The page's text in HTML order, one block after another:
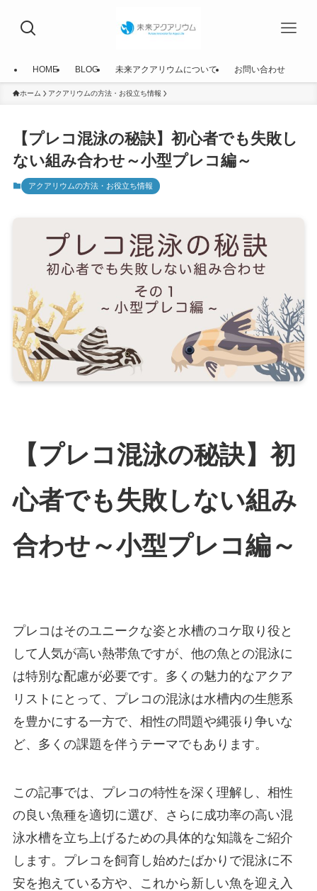
HOME BLOG 未来アクアリウムについて お問い合わせ
ホーム アクアリウムの方法・お役立ち情報
【プレコ混泳の秘訣】初心者でも失敗し
ない組み合わせ～小型プレコ編～
アクアリウムの方法・お役立ち情報
【プレコ混泳の秘訣】初
心者でも失敗しない組み
合わせ～小型プレコ編～
プレコはそのユニークな姿と水槽のコケ取り役と
して人気が高い熱帯魚ですが、他の魚との混泳に
は特別な配慮が必要です。多くの魅力的なアクア
リストにとって、プレコの混泳は水槽内の生態系
を豊かにする一方で、相性の問題や縄張り争いな
ど、多くの課題を伴うテーマでもあります。
この記事では、プレコの特性を深く理解し、相性
の良い魚種を適切に選び、さらに成功率の高い混
泳水槽を立ち上げるための具体的な知識をご紹介
します。プレコを飼育し始めたばかりで混泳に不
安を抱えている方や、これから新しい魚を迎え入